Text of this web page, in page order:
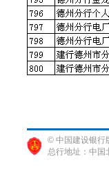
© 中国建设银行
总行地址：中国